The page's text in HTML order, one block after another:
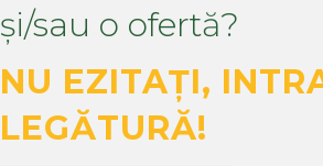
și/sau o ofertă?
NU EZITAȚI,
LEGĂTURĂ!